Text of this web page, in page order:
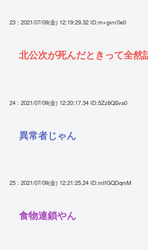
23 : 2021/07/09(金) 12:19:29.32 ID:m+gvn/0e0
北公次が死んだときって全然
24 : 2021/07/09(金) 12:20:17.34 ID:5Zz6QSva0
異常者じゃん
25 : 2021/07/09(金) 12:21:25.24 ID:mIfGQDqmM
食物連鎖やん